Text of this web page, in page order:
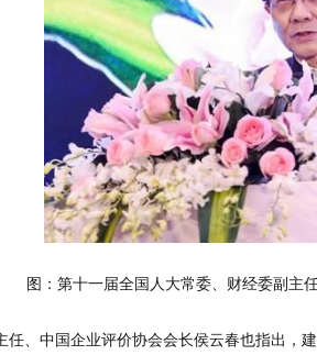
图：第十一届全国人大常委、财经委副主
任、中国企业评价协会会长侯云春也指出，